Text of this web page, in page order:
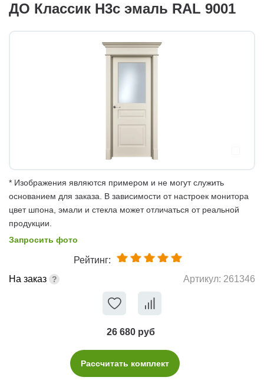
ДО Классик Н3с эмаль RAL 9001
* Изображения являются примером и не могут служить
основанием для заказа. В зависимости от настроек монитора
цвет шпона, эмали и стекла может отличаться от реальной
продукции.
Запросить фото
Рейтинг:
На заказ
Артикул: 261346
26 680 руб
Рассчитать комплект